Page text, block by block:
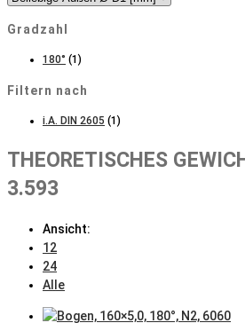
Gradzahl
180° (1)
Filtern nach
i.A. DIN 2605 (1)
THEORETISCHES
3.593
Ansicht:
12
24
Alle